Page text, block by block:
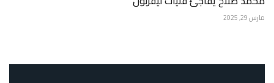
مارس 29, 2025